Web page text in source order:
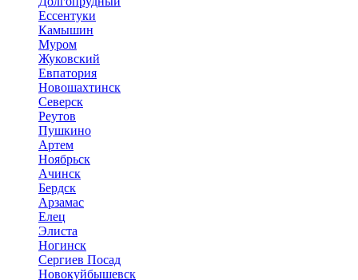
Ессентуки
Камышин
Муром
Жуковский
Евпатория
Новошахтинск
Северск
Реутов
Пушкино
Артем
Ноябрьск
Ачинск
Бердск
Арзамас
Елец
Элиста
Ногинск
Сергиев Посад
Новокуйбышевск